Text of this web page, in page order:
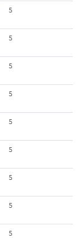
5
5
5
5
5
5
5
5
5